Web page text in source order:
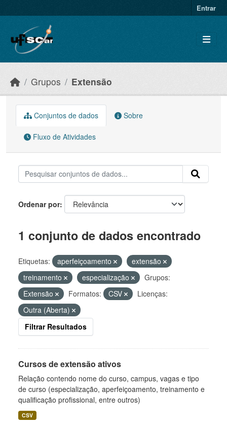
Entrar
Grupos Extensão
Conjuntos de dados Sobre
Fluxo de Atividades
Ordenar por
1 conjunto de dados encontrado
Etiquetas: aperfeiçoamento
extensão
treinamento
especialização
Grupos:
Extensão
Formatos: CSV
Licenças:
Outra (Aberta)
Filtrar Resultados
Cursos de extensão ativos
Relação contendo nome do curso, campus, vagas e tipo
de curso (especialização, aperfeiçoamento, treinamento e
qualificação profissional, entre outros)
CSV